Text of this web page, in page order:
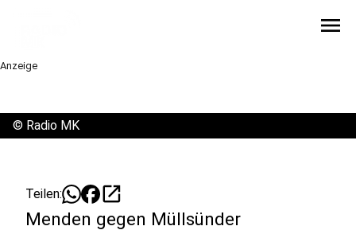
menu
Anzeige
© Radio MK
Teilen: open_in_new
Menden gegen Müllsünder